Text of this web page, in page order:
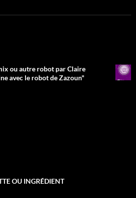
ou autre robot par Claire
avec le robot de Zazoun"
OU INGRÉDIENT